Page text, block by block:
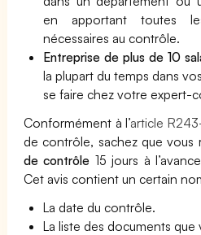
en apportant toutes
nécessaires au contrôle.
Entreprise de plus de 10
la plupart du temps dans
se faire chez votre expert-
Conformément à l’article
de contrôle, sachez que vous
de contrôle 15 jours à
Cet avis contient un certain
La date du contrôle.
La liste des documents